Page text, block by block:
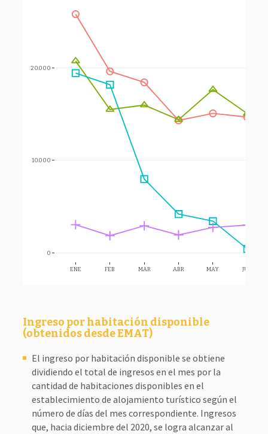
ENE FEB MAR ABR MAY JUN
0
10.000
20.000
Ingreso por habitación disponible
(obtenidos desde EMAT)
El ingreso por habitación disponible se obtiene
dividiendo el total de ingresos en el mes por la
cantidad de habitaciones disponibles en el
establecimiento de alojamiento turístico según el
número de días del mes correspondiente. Ingresos
que, hacia diciembre del 2020, se logra alcanzar al